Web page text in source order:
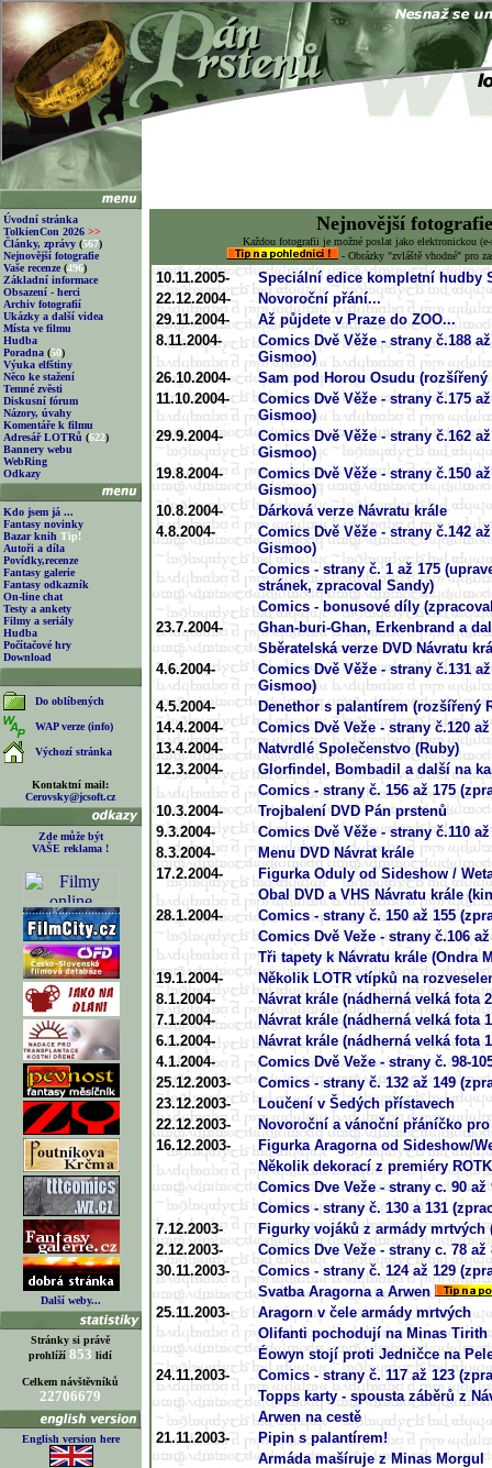
Úvodní stránka
TolkienCon 2026 >>
Články, zprávy (567)
Nejnovější fotografie
Vaše recenze (496)
Základní informace
Obsazení - herci
Archiv fotografií
Ukázky a další videa
Místa ve filmu
Hudba
Poradna (50)
Výuka elfštiny
Něco ke stažení
Temné zvěsti
Diskusní fórum
Názory, úvahy
Komentáře k filmu
Adresář LOTRů (622)
Bannery webu
WebRing
Odkazy
Kdo jsem já ...
Fantasy novinky
Bazar knih Tip!
Autoři a díla
Povídky,recenze
Fantasy galerie
Fantasy odkazník
On-line chat
Testy a ankety
Filmy a seriály
Hudba
Počítačové hry
Download
Do oblíbených
WAP verze (info)
Výchozí stránka
Kontaktní mail:
Cerovsky@jcsoft.cz
Zde může být
VAŠE reklama !
Další weby...
Stránky si právě
prohlíží 853 lidí
Celkem návštěvníků
22706679
English version here
Nejnovější
Každou fotografii je možné poslat jako elektronickou
- Obrázky "zvláště vhodné" pro
10.11.2005-
Speciální edice kompletní hudby
22.12.2004-
Novoroční přání...
29.11.2004-
Až půjdete v Praze do ZOO...
8.11.2004-
Comics Dvě Věže - strany č.188
Gismoo)
26.10.2004-
Sam pod Horou Osudu (rozšířený
11.10.2004-
Comics Dvě Věže - strany č.175
Gismoo)
29.9.2004-
Comics Dvě Věže - strany č.162
Gismoo)
19.8.2004-
Comics Dvě Věže - strany č.150
Gismoo)
10.8.2004-
Dárková verze Návratu krále
4.8.2004-
Comics Dvě Věže - strany č.142
Gismoo)
Comics - strany č. 1 až 175
stránek, zpracoval Sandy)
Comics - bonusové díly
23.7.2004-
Ghan-buri-Ghan, Erkenbrand a
Sběratelská verze DVD Návratu
4.6.2004-
Comics Dvě Věže - strany č.131
Gismoo)
4.5.2004-
Denethor s palantírem (rozšířený
14.4.2004-
Comics Dvě Veže - strany č.120
13.4.2004-
Natvrdlé Společenstvo (Ruby)
12.3.2004-
Glorfindel, Bombadil a další na
Comics - strany č. 156 až 175
10.3.2004-
Trojbalení DVD Pán prstenů
9.3.2004-
Comics Dvě Věže - strany č.110
8.3.2004-
Menu DVD Návrat krále
17.2.2004-
Figurka Oduly od Sideshow /
Obal DVD a VHS Návratu krále
28.1.2004-
Comics - strany č. 150 až 155
Comics Dvě Veže - strany č.106
Tři tapety k Návratu krále (Ondra
19.1.2004-
Několik LOTR vtípků na
8.1.2004-
Návrat krále (nádherná velká fota
7.1.2004-
Návrat krále (nádherná velká fota
6.1.2004-
Návrat krále (nádherná velká fota
4.1.2004-
Comics Dvě Veže - strany č. 98-
25.12.2003-
Comics - strany č. 132 až 149
23.12.2003-
Loučení v Šedých přístavech
22.12.2003-
Novoroční a vánoční přáníčko
16.12.2003-
Figurka Aragorna od Sideshow/
Několik dekorací z premiéry
Comics Dve Veže - strany c. 90
Comics - strany č. 130 a 131
7.12.2003-
Figurky vojáků z armády mrtvých
2.12.2003-
Comics Dve Veže - strany c. 78
30.11.2003-
Comics - strany č. 124 až 129
Svatba Aragorna a Arwen
25.11.2003-
Aragorn v čele armády mrtvých
Olifanti pochodují na Minas Tirith
Éowyn stojí proti Jedničce na
24.11.2003-
Comics - strany č. 117 až 123
Topps karty - spousta záběrů z
Arwen na cestě
21.11.2003-
Pipin s palantírem!
Armáda mašíruje z Minas Morgul